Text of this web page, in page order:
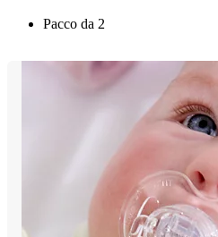
Pacco da 2